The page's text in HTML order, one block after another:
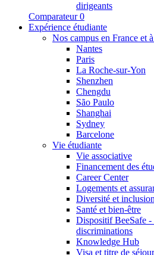
dirigeants
Comparateur 0
Expérience étudiante
Nos campus en France et
Nantes
Paris
La Roche-sur-Yon
Shenzhen
Chengdu
São Paulo
Shanghai
Sydney
Barcelone
Vie étudiante
Vie associative
Financement des
Career Center
Logements et
Diversité et inclusion
Santé et bien-être
Dispositif BeeSafe
discriminations
Knowledge Hub
Visa et titre de séjour